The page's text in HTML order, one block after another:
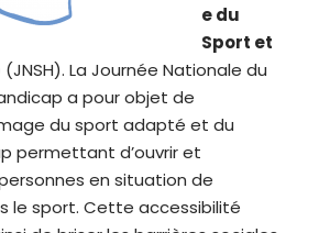
e du
Sport et
(JNSH). La Journée Nationale du
a pour objet de
du sport adapté et du
permettant d’ouvrir et
en situation de
le sport. Cette accessibilité